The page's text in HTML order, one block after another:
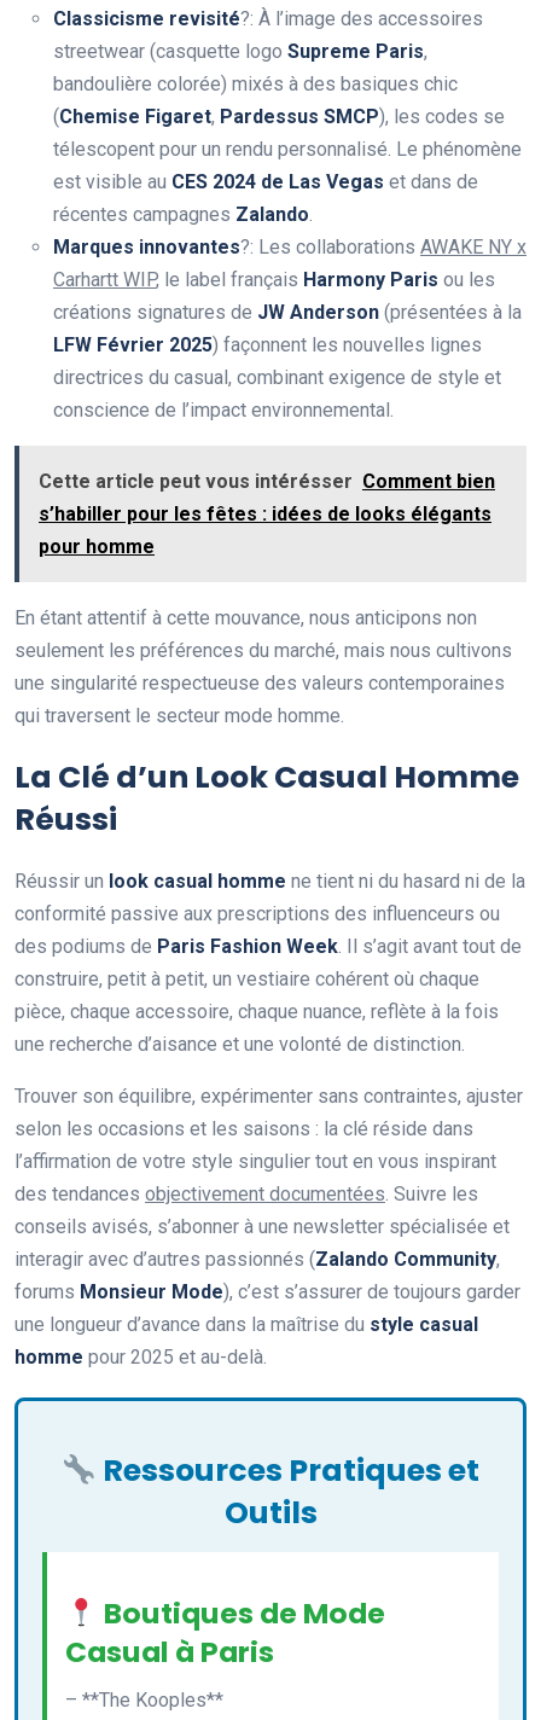
Classicisme revisité?: À l’image des accessoires
streetwear (casquette logo Supreme Paris,
bandoulière colorée) mixés à des basiques chic
(Chemise Figaret, Pardessus SMCP), les codes se
télescopent pour un rendu personnalisé. Le phénomène
est visible au CES 2024 de Las Vegas et dans de
récentes campagnes Zalando.
Marques innovantes?: Les collaborations AWAKE NY x
Carhartt WIP, le label français Harmony Paris ou les
créations signatures de JW Anderson (présentées à la
LFW Février 2025) façonnent les nouvelles lignes
directrices du casual, combinant exigence de style et
conscience de l’impact environnemental.
Cette article peut vous intérésser Comment bien
s’habiller pour les fêtes : idées de looks élégants
pour homme
En étant attentif à cette mouvance, nous anticipons non
seulement les préférences du marché, mais nous cultivons
une singularité respectueuse des valeurs contemporaines
qui traversent le secteur mode homme.
La Clé d’un Look Casual Homme
Réussi
Réussir un look casual homme ne tient ni du hasard ni de la
conformité passive aux prescriptions des influenceurs ou
des podiums de Paris Fashion Week. Il s’agit avant tout de
construire, petit à petit, un vestiaire cohérent où chaque
pièce, chaque accessoire, chaque nuance, reflète à la fois
une recherche d’aisance et une volonté de distinction.
Trouver son équilibre, expérimenter sans contraintes, ajuster
selon les occasions et les saisons : la clé réside dans
l’affirmation de votre style singulier tout en vous inspirant
des tendances objectivement documentées. Suivre les
conseils avisés, s’abonner à une newsletter spécialisée et
interagir avec d’autres passionnés (Zalando Community,
forums Monsieur Mode), c’est s’assurer de toujours garder
une longueur d’avance dans la maîtrise du style casual
homme pour 2025 et au-delà.
Ressources Pratiques et
Outils
Boutiques de Mode
Casual à Paris
– **The Kooples**